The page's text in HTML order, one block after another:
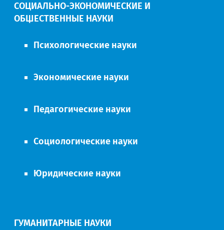
СОЦИАЛЬНО-ЭКОНОМИЧЕСКИЕ И
ОБЩЕСТВЕННЫЕ НАУКИ
Психологические науки
Экономические науки
Педагогические науки
Социологические науки
Юридические науки
ГУМАНИТАРНЫЕ НАУКИ